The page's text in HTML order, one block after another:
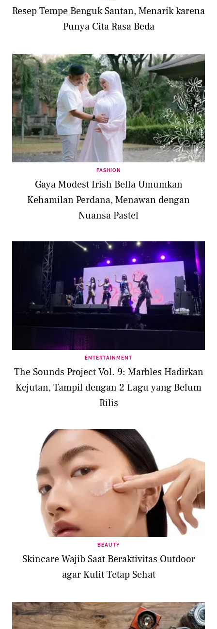
Resep Tempe Benguk Santan, Menarik karena
Punya Cita Rasa Beda
FASHION
Gaya Modest Irish Bella Umumkan
Kehamilan Perdana, Menawan dengan
Nuansa Pastel
ENTERTAINMENT
The Sounds Project Vol. 9: Marbles Hadirkan
Kejutan, Tampil dengan 2 Lagu yang Belum
Rilis
BEAUTY
Skincare Wajib Saat Beraktivitas Outdoor
agar Kulit Tetap Sehat